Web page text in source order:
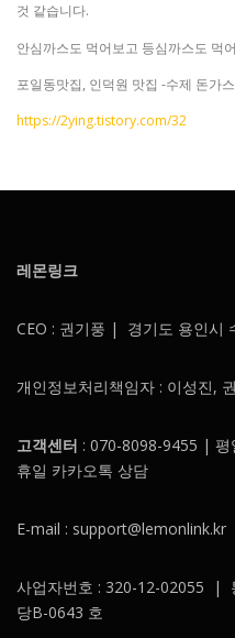
것 같습니다.
안심까스도 먹어보고 등심까스도 먹
포일동맛집, 인덕원 맛집 -수제 돈가
https://2ying.tistory.com/32
레몬링크
CEO : 권기풍 | 경기도 용인시
개인정보처리책임자 : 이성진,
고객센터 : 070-8098-9455 |
휴일 카카오톡 상담
E-mail : support@lemonlink.kr
사업자번호 : 320-12-02055 |
당B-0643 호